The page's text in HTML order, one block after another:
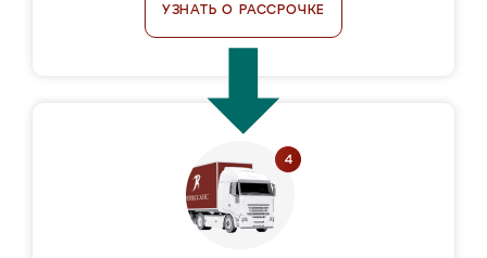
УЗНАТЬ О РАССРОЧКЕ